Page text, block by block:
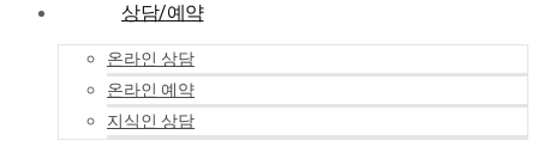
상담/예약
온라인 상담
온라인 예약
지식인 상담